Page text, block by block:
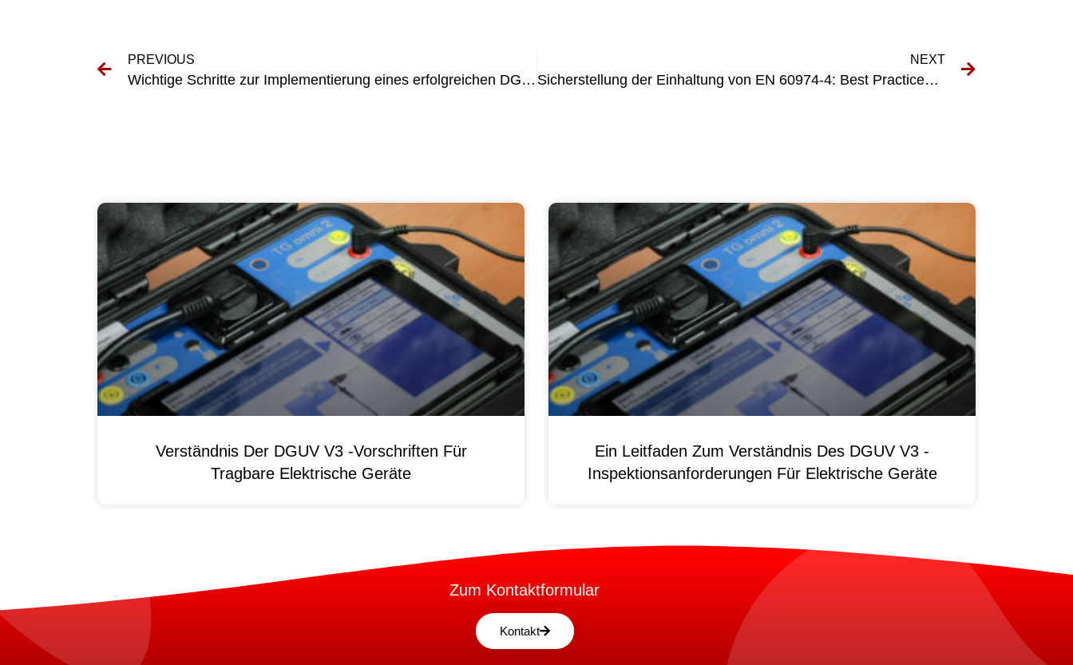
PREVIOUS
Wichtige Schritte zur Implementierung eines erfolgreichen DGUV E-Check-Programms
NEXT
Sicherstellung der Einhaltung von EN 60974-4: Best Practices für Hersteller von Schweißgeräten
Verständnis Der DGUV V3 -Vorschriften Für
Tragbare Elektrische Geräte
Ein Leitfaden Zum Verständnis Des DGUV V3 -
Inspektionsanforderungen Für Elektrische Geräte
Zum Kontaktformular
Kontakt